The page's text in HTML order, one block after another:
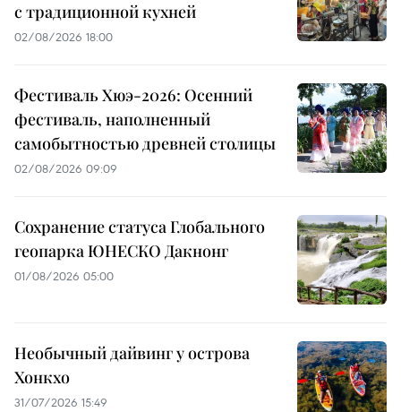
с традиционной кухней
02/08/2026 18:00
Фестиваль Хюэ-2026: Осенний
фестиваль, наполненный
самобытностью древней столицы
02/08/2026 09:09
Сохранение статуса Глобального
геопарка ЮНЕСКО Дакнонг
01/08/2026 05:00
Необычный дайвинг у острова
Хонкхо
31/07/2026 15:49